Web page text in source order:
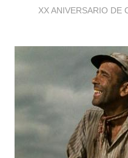
XX ANIVERSARIO DE